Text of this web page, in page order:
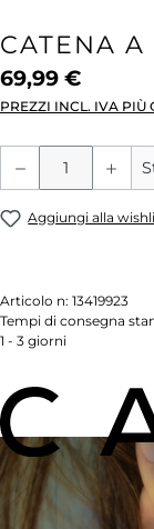
CATENA A
69,99 €
PREZZI INCL. IVA PIÙ
Quantità
Aggiungi alla
Articolo n: 13419923
Tempi di consegna
1 - 3 giorni